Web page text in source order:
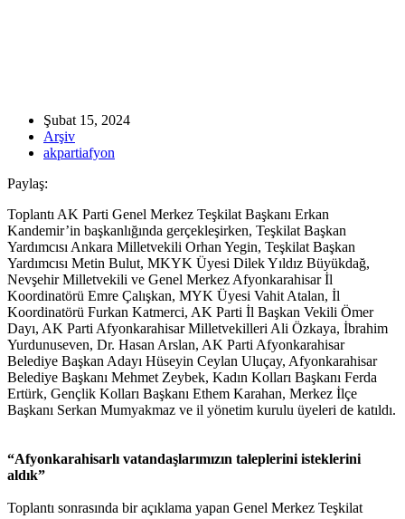
Şubat 15, 2024
Arşiv
akpartiafyon
Paylaş:
Toplantı AK Parti Genel Merkez Teşkilat Başkanı Erkan
Kandemir’in başkanlığında gerçekleşirken, Teşkilat Başkan
Yardımcısı Ankara Milletvekili Orhan Yegin, Teşkilat Başkan
Yardımcısı Metin Bulut, MKYK Üyesi Dilek Yıldız Büyükdağ,
Nevşehir Milletvekili ve Genel Merkez Afyonkarahisar İl
Koordinatörü Emre Çalışkan, MYK Üyesi Vahit Atalan, İl
Koordinatörü Furkan Katmerci, AK Parti İl Başkan Vekili Ömer
Dayı, AK Parti Afyonkarahisar Milletvekilleri Ali Özkaya, İbrahim
Yurdunuseven, Dr. Hasan Arslan, AK Parti Afyonkarahisar
Belediye Başkan Adayı Hüseyin Ceylan Uluçay, Afyonkarahisar
Belediye Başkanı Mehmet Zeybek, Kadın Kolları Başkanı Ferda
Ertürk, Gençlik Kolları Başkanı Ethem Karahan, Merkez İlçe
Başkanı Serkan Mumyakmaz ve il yönetim kurulu üyeleri de katıldı.
“Afyonkarahisarlı vatandaşlarımızın taleplerini isteklerini
aldık”
Toplantı sonrasında bir açıklama yapan Genel Merkez Teşkilat